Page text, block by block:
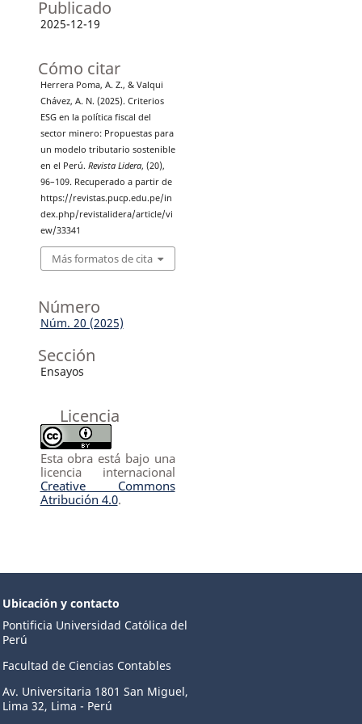
Publicado
2025-12-19
Cómo citar
Herrera Poma, A. Z., & Valqui
Chávez, A. N. (2025). Criterios
ESG en la política fiscal del
sector minero: Propuestas para
un modelo tributario sostenible
en el Perú. Revista Lidera, (20),
96–109. Recuperado a partir de
https://revistas.pucp.edu.pe/in
dex.php/revistalidera/article/vi
ew/33341
Más formatos de cita
Número
Núm. 20 (2025)
Sección
Ensayos
Licencia
Esta obra está bajo una
licencia internacional
Creative Commons
Atribución 4.0.
Ubicación y contacto
Pontificia Universidad Católica del
Perú
Facultad de Ciencias Contables
Av. Universitaria 1801 San Miguel,
Lima 32, Lima - Perú